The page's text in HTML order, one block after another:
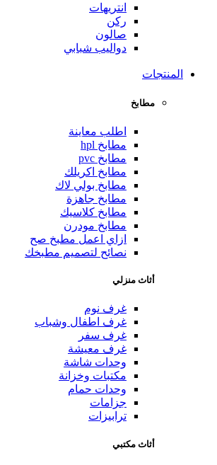
انتريهات
ركن
صالون
دواليب شبابي
المنتجات
مطابخ
اطلب معاينة
مطابخ hpl
مطابخ pvc
مطابخ اكريلك
مطابخ بولي لاك
مطابخ جاهزة
مطابخ كلاسيك
مطابخ مودرن
ازاي اعمل مطبخ صح
نصائح لتصميم مطبخك
أثاث منزلي
غرف نوم
غرف اطفال وشباب
غرف سفر
غرف معيشة
وحدات شاشة
مكتبات وخزانة
وحدات حمام
جزامات
ترابيزات
أثاث مكتبي